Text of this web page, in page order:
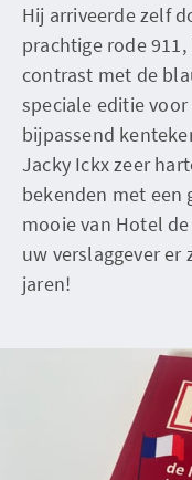
Hij arriveerde zelf
prachtige rode
contrast met de
speciale editie
bijpassend
Jacky Ickx zeer
bekenden met een
mooie van Hotel
uw verslaggever
jaren!